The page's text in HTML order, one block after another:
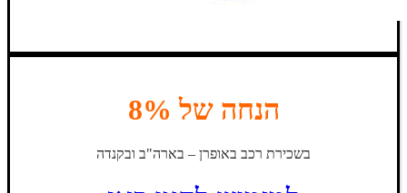
הנחה של 8%
בשכירת רכב באופרן – בארה"ב ובקנדה